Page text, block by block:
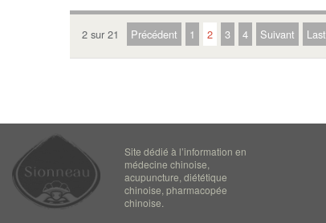
2 sur 21 Précédent 1 2 3 4 Suivant Last
Site dédié à l’information en
médecine chinoise,
acupuncture, diététique
chinoise, pharmacopée
chinoise.